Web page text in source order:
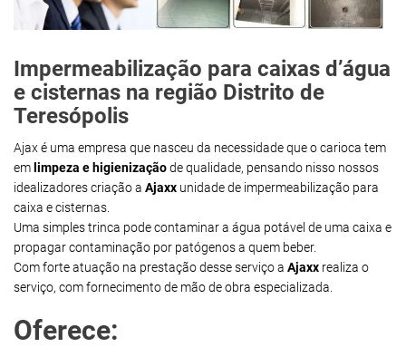
Impermeabilização para caixas d’água
e cisternas na região Distrito de
Teresópolis
Ajax é uma empresa que nasceu da necessidade que o carioca tem
em limpeza e higienizaçãode qualidade, pensando nisso nossos
idealizadores criação a Ajaxx unidade de impermeabilização para
caixa e cisternas.
Uma simples trinca pode contaminar a água potável de uma caixa e
propagar contaminação por patógenos a quem beber.
Com forte atuação na prestação desse serviço a Ajaxx realiza o
serviço, com fornecimento de mão de obra especializada.
Oferece: